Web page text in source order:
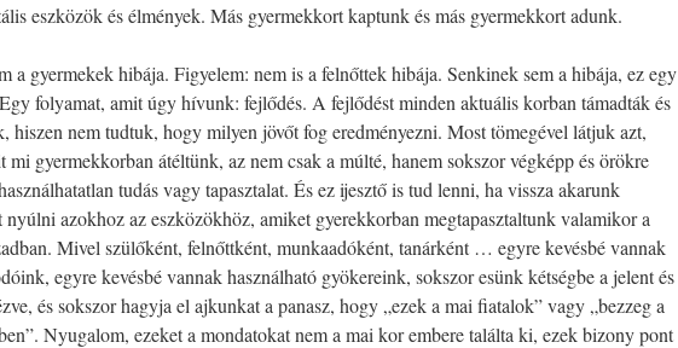
eszközök és élmények. Más gyermekkort kaptunk és más gyermekkort adunk.
a gyermekek hibája. Figyelem: nem is a felnőttek hibája. Senkinek sem a hibája, ez egy
folyamat, amit úgy hívunk: fejlődés. A fejlődést minden aktuális korban támadták és
hiszen nem tudtuk, hogy milyen jövőt fog eredményezni. Most tömegével látjuk azt,
mi gyermekkorban átéltünk, az nem csak a múlté, hanem sokszor végképp és örökre
tudás vagy tapasztalat. És ez ijesztő is tud lenni, ha vissza akarunk
nyúlni azokhoz az eszközökhöz, amiket gyerekkorban megtapasztaltunk valamikor a
Mivel szülőként, felnőttként, munkaadóként, tanárként … egyre kevésbé vannak
egyre kevésbé vannak használható gyökereink, sokszor esünk kétségbe a jelent és
és sokszor hagyja el ajkunkat a panasz, hogy „ezek a mai fiatalok” vagy „bezzeg a
Nyugalom, ezeket a mondatokat nem a mai kor embere találta ki, ezek bizony pont